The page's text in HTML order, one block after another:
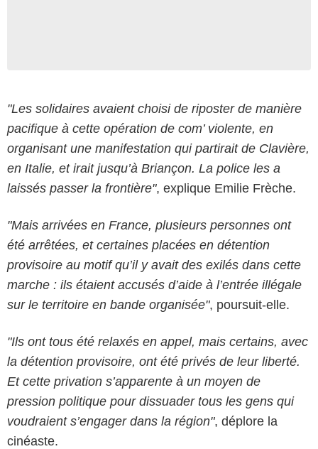
"Les solidaires avaient choisi de riposter de manière
pacifique à cette opération de com’ violente, en
organisant une manifestation qui partirait de Clavière,
en Italie, et irait jusqu’à Briançon. La police les a
laissés passer la frontière", explique Emilie Frèche.
"Mais arrivées en France, plusieurs personnes ont
été arrêtées, et certaines placées en détention
provisoire au motif qu’il y avait des exilés dans cette
marche : ils étaient accusés d’aide à l’entrée illégale
sur le territoire en bande organisée", poursuit-elle.
"Ils ont tous été relaxés en appel, mais certains, avec
la détention provisoire, ont été privés de leur liberté.
Et cette privation s’apparente à un moyen de
pression politique pour dissuader tous les gens qui
voudraient s’engager dans la région", déplore la
cinéaste.